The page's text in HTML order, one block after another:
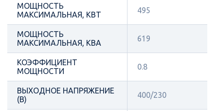
МОЩНОСТЬ
МАКСИМАЛЬНАЯ, КВТ
495
МОЩНОСТЬ
МАКСИМАЛЬНАЯ, КВА
619
КОЭФФИЦИЕНТ
МОЩНОСТИ
0.8
ВЫХОДНОЕ НАПРЯЖЕНИЕ
(В)
400/230